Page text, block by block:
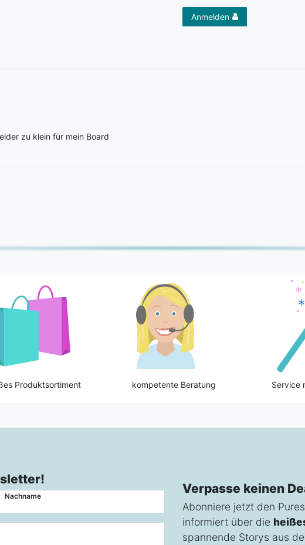
Anmelden
zu klein für mein Board
Produktsortiment kompetente Beratung Service
Nachname
Verpasse keinen
Abonniere jetzt den
informiert über die
spannende Storys aus